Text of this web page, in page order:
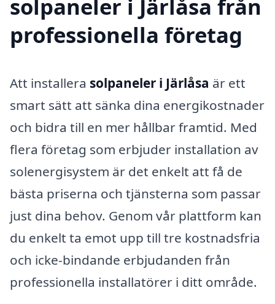
solpaneler i Järlåsa från
professionella företag
Att installera solpaneler i Järlåsa är ett
smart sätt att sänka dina energikostnader
och bidra till en mer hållbar framtid. Med
flera företag som erbjuder installation av
solenergisystem är det enkelt att få de
bästa priserna och tjänsterna som passar
just dina behov. Genom vår plattform kan
du enkelt ta emot upp till tre kostnadsfria
och icke-bindande erbjudanden från
professionella installatörer i ditt område.